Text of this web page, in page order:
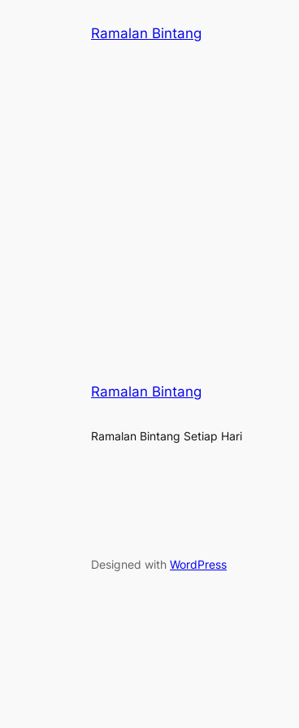
Ramalan Bintang
Ramalan Bintang
Ramalan Bintang Setiap Hari
Designed with WordPress